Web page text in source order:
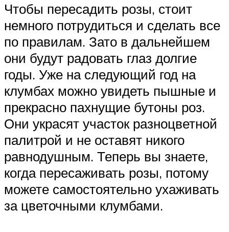
Чтобы пересадить розы, стоит
немного потрудиться и сделать все
по правилам. Зато в дальнейшем
они будут радовать глаз долгие
годы. Уже на следующий год на
клумбах можно увидеть пышные и
прекрасно пахнущие бутоны роз.
Они украсят участок разноцветной
палитрой и не оставят никого
равнодушным. Теперь вы знаете,
когда пересаживать розы, потому
можете самостоятельно ухаживать
за цветочными клумбами.